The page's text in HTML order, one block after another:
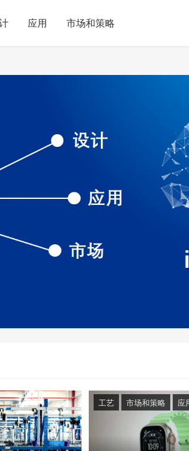
应用 市场和策略
工艺 市场和策略 应